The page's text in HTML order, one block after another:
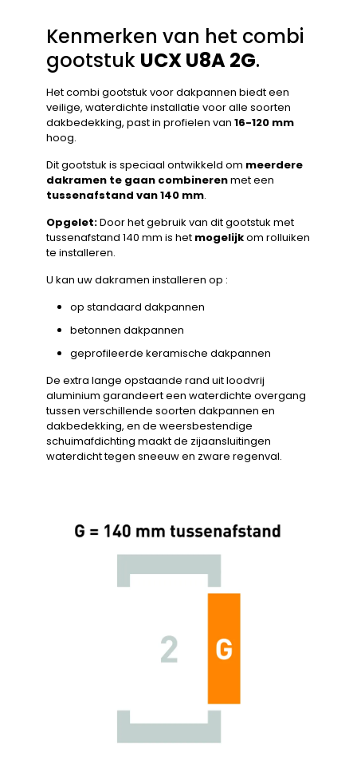
Kenmerken van het combi
gootstuk UCX U8A 2G.
Het combi gootstuk voor dakpannen biedt een
veilige, waterdichte installatie voor alle soorten
dakbedekking, past in profielen van 16-120 mm
hoog.
Dit gootstuk is speciaal ontwikkeld om meerdere
dakramen te gaan combinerenmet een
tussenafstand van 140 mm.
Opgelet:Door het gebruik van dit gootstuk met
tussenafstand 140 mm is het mogelijkom rolluiken
te installeren.
U kan uw dakramen installeren op :
op standaard dakpannen
betonnen dakpannen
geprofileerde keramische dakpannen
De extra lange opstaande rand uit loodvrij
aluminium garandeert een waterdichte overgang
tussen verschillende soorten dakpannen en
dakbedekking, en de weersbestendige
schuimafdichting maakt de zijaansluitingen
waterdicht tegen sneeuw en zware regenval.